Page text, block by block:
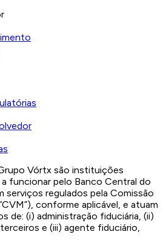
Vórtx são instituições
funcionar pelo Banco Central do
serviços regulados pela Comissão
conforme aplicável, e atuam
de: (i) administração fiduciária, (ii)
e (iii) agente fiduciário,